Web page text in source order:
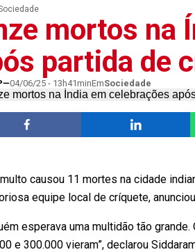
mortos na
partida de
04/06/25 - 13h41minEmSociedade
causou 11 mortes na cidade
equipe local de críquete,
esperava uma multidão tão
e 300.000 vieram”, declarou